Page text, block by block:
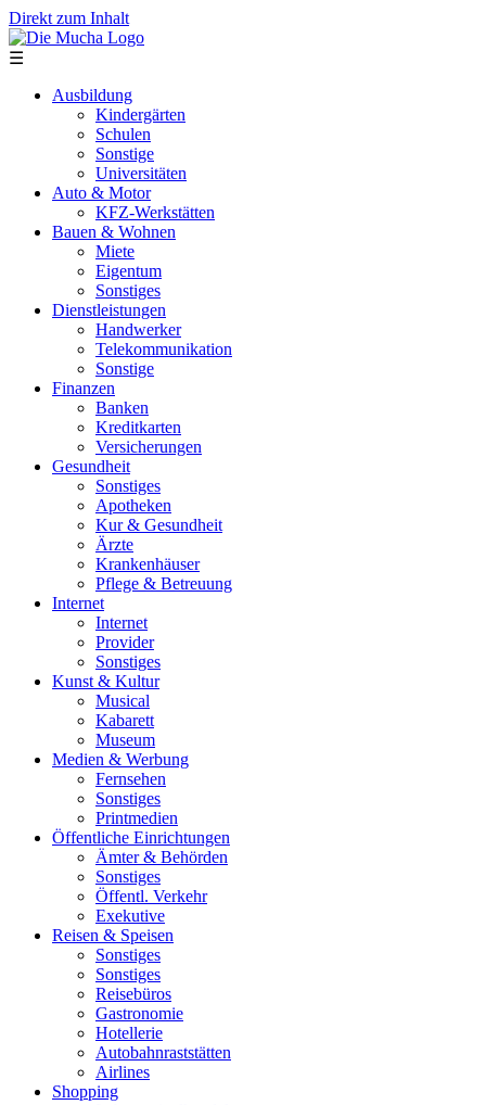
Direkt zum Inhalt
☰
Ausbildung
Kindergärten
Schulen
Sonstige
Universitäten
Auto & Motor
KFZ-Werkstätten
Bauen & Wohnen
Miete
Eigentum
Sonstiges
Dienstleistungen
Handwerker
Telekommunikation
Sonstige
Finanzen
Banken
Kreditkarten
Versicherungen
Gesundheit
Sonstiges
Apotheken
Kur & Gesundheit
Ärzte
Krankenhäuser
Pflege & Betreuung
Internet
Internet
Provider
Sonstiges
Kunst & Kultur
Musical
Kabarett
Museum
Medien & Werbung
Fernsehen
Sonstiges
Printmedien
Öffentliche Einrichtungen
Ämter & Behörden
Sonstiges
Öffentl. Verkehr
Exekutive
Reisen & Speisen
Sonstiges
Sonstiges
Reisebüros
Gastronomie
Hotellerie
Autobahnraststätten
Airlines
Shopping